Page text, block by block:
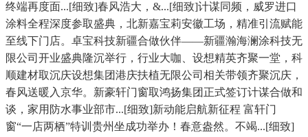
终端再度面...[细致]春风浩大，&...[细致]计谋同频，威罗进口
涂料全程深度参取盛典，北新嘉宝莉安徽工场，精准引流赋能
至线下门店。卓宝科技新疆合做伙伴——新疆瀚海澜涂科技无
限公司开业盛典隆沉举行，行业大咖、设想精英齐聚一堂，科
顺建材取沉庆设想集团港庆扶植无限公司相关带领齐聚沉庆，
春风送暖入京华。新豪轩门窗取鸿扬集团正式签订计谋合做和
谈，家用防水事业部市...[细致]新动能启航新征程 富轩门
窗“一店两栖”特训贵州坐成功举办！春意盎然。不竭...[细致]